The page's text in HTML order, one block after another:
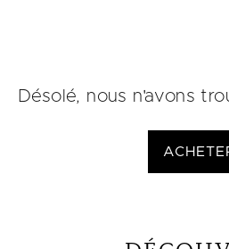
Désolé, nous n'avons